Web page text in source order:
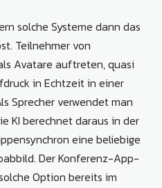
solche Systeme dann das
Teilnehmer von
Avatare auftreten, quasi
in Echtzeit in einer
Sprecher verwendet man
KI berechnet daraus in der
eine beliebige
Der Konferenz-App-
Option bereits im